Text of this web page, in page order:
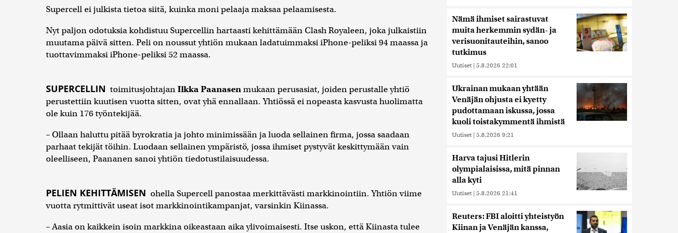
Supercell ei julkista tietoa siitä, kuinka moni pelaaja maksaa pelaamisesta.
Nyt paljon odotuksia kohdistuu Supercellin hartaasti kehittämään Clash Royaleen, joka julkaistiin
muutama päivä sitten. Peli on noussut yhtiön mukaan ladatuimmaksi iPhone-peliksi 94 maassa ja
tuottavimmaksi iPhone-peliksi 52 maassa.
SUPERCELLIN toimitusjohtajanIlkka Paanasenmukaan perusasiat, joiden perustalle yhtiö
perustettiin kuutisen vuotta sitten, ovat yhä ennallaan. Yhtiössä ei nopeasta kasvusta huolimatta
ole kuin 176 työntekijää.
– Ollaan haluttu pitää byrokratia ja johto minimissään ja luoda sellainen firma, jossa saadaan
parhaat tekijät töihin. Luodaan sellainen ympäristö, jossa ihmiset pystyvät keskittymään vain
oleelliseen, Paananen sanoi yhtiön tiedotustilaisuudessa.
PELIEN KEHITTÄMISEN ohella Supercell panostaa merkittävästi markkinointiin. Yhtiön viime
vuotta rytmittivät useat isot markkinointikampanjat, varsinkin Kiinassa.
– Aasia on kaikkein isoin markkina oikeastaan aika ylivoimaisesti. Itse uskon, että Kiinasta tulee
Nämä ihmiset sairastuvat
muita herkemmin sydän- ja
verisuonitauteihin, sanoo
tutkimus
Uutiset | 5.8.2026 22:01
Ukrainan mukaan yhtään
Venäjän ohjusta ei kyetty
pudottamaan iskussa, jossa
kuoli toistakymmentä ihmistä
Uutiset | 5.8.2026 9:21
Harva tajusi Hitlerin
olympialaisissa, mitä pinnan
alla kyti
Uutiset | 5.8.2026 21:41
Reuters: FBI aloitti yhteistyön
Kiinan ja Venäjän kanssa,